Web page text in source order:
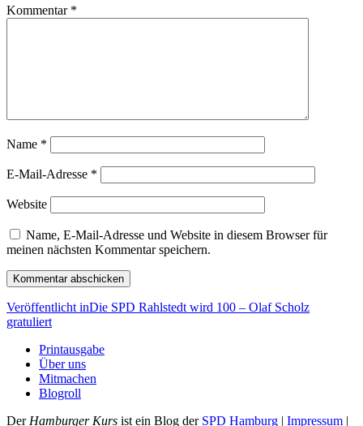
Kommentar *
Name *
E-Mail-Adresse *
Website
Name, E-Mail-Adresse und Website in diesem Browser für
meinen nächsten Kommentar speichern.
Beitragsnavigation
Veröffentlicht inDie SPD Rahlstedt wird 100 – Olaf Scholz
gratuliert
Printausgabe
Über uns
Mitmachen
Blogroll
Der Hamburger Kurs ist ein Blog der SPD Hamburg | Impressum |